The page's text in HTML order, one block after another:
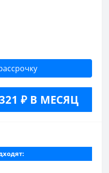
₽ В МЕСЯЦ